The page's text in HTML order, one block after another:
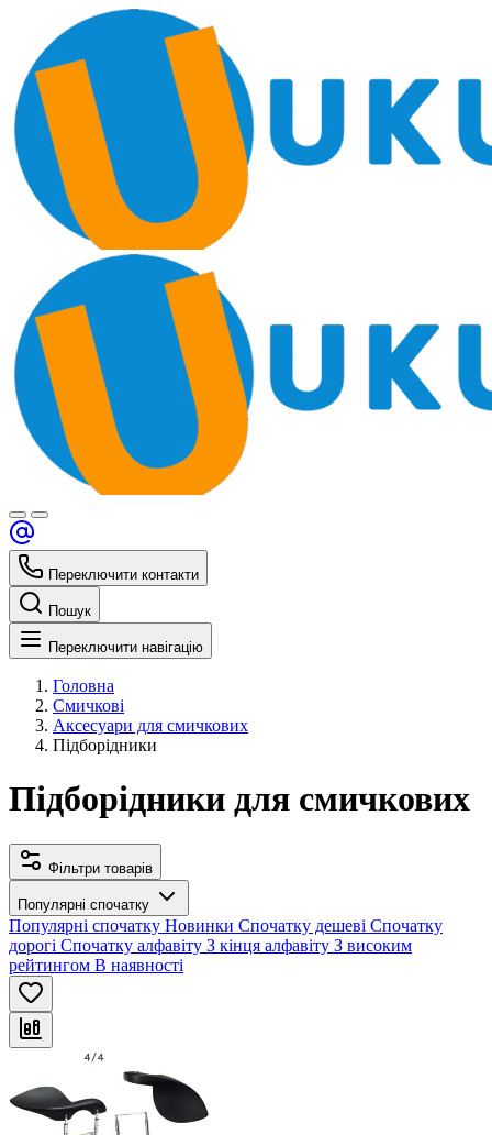
Переключити контакти
Пошук
Переключити навігацію
Головна
Смичкові
Аксесуари для смичкових
Підборідники
Підборідники для смичкових
Фільтри товарів
Популярні спочатку
Популярні спочатку Новинки Спочатку дешеві Спочатку
дорогі Спочатку алфавіту З кінця алфавіту З високим
рейтингом В наявності